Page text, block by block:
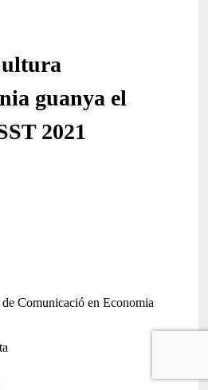
guanya el
2021
Comunicació en Economia